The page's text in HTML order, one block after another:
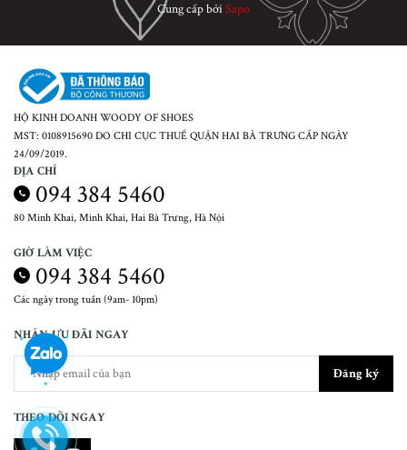
Cung cấp bởiSapo
HỘ KINH DOANH WOODY OF SHOES
MST: 0108915690 DO CHI CỤC THUẾ QUẬN HAI BÀ TRƯNG CẤP NGÀY
24/09/2019.
ĐỊA CHỈ
094 384 5460
80 Minh Khai, Minh Khai, Hai Bà Trưng, Hà Nội
GIỜ LÀM VIỆC
094 384 5460
Các ngày trong tuần (9am- 10pm)
NHẬN ƯU ĐÃI NGAY
Đăng ký
THEO DÕI NGAY